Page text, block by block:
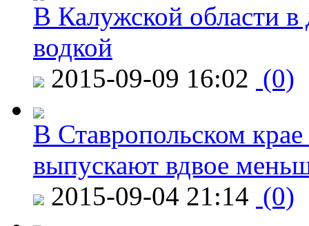
В Калужской области в
водкой
2015-09-09 16:02 (0)
В Ставропольском
выпускают вдвое
2015-09-04 21:14 (0)